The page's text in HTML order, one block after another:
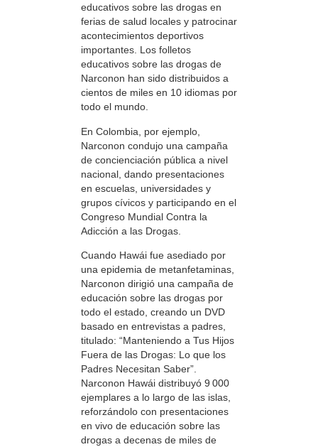
educativos sobre las drogas en
ferias de salud locales y patrocinar
acontecimientos deportivos
importantes. Los folletos
educativos sobre las drogas de
Narconon han sido distribuidos a
cientos de miles en 10 idiomas por
todo el mundo.
En Colombia, por ejemplo,
Narconon condujo una campaña
de concienciación pública a nivel
nacional, dando presentaciones
en escuelas, universidades y
grupos cívicos y participando en el
Congreso Mundial Contra la
Adicción a las Drogas.
Cuando Hawái fue asediado por
una epidemia de metanfetaminas,
Narconon dirigió una campaña de
educación sobre las drogas por
todo el estado, creando un DVD
basado en entrevistas a padres,
titulado: “Manteniendo a Tus Hijos
Fuera de las Drogas: Lo que los
Padres Necesitan Saber”.
Narconon Hawái distribuyó 9 000
ejemplares a lo largo de las islas,
reforzándolo con presentaciones
en vivo de educación sobre las
drogas a decenas de miles de